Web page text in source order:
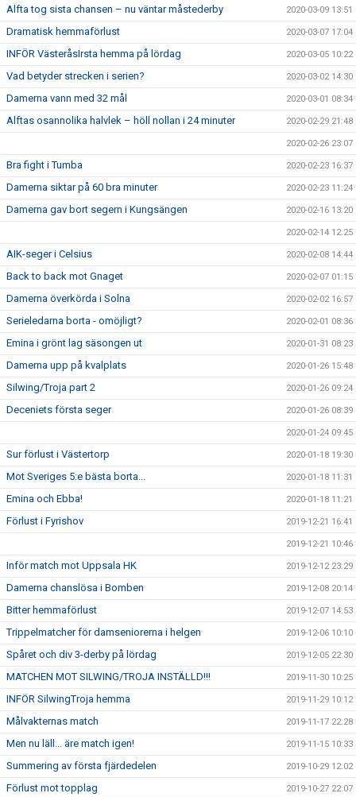
Alfta tog sista chansen – nu väntar måstederby 2020-03-09 13:51
Dramatisk hemmaförlust 2020-03-07 17:04
INFÖR VästeråsIrsta hemma på lördag 2020-03-05 10:22
Vad betyder strecken i serien? 2020-03-02 14:30
Damerna vann med 32 mål 2020-03-01 08:34
Alftas osannolika halvlek – höll nollan i 24 minuter 2020-02-29 21:48
2020-02-26 23:07
Bra fight i Tumba 2020-02-23 16:37
Damerna siktar på 60 bra minuter 2020-02-23 11:24
Damerna gav bort segern i Kungsängen 2020-02-16 13:20
2020-02-14 12:25
AIK-seger i Celsius 2020-02-08 14:44
Back to back mot Gnaget 2020-02-07 01:15
Damerna överkörda i Solna 2020-02-02 16:57
Serieledarna borta - omöjligt? 2020-02-01 08:36
Emina i grönt lag säsongen ut 2020-01-31 08:23
Damerna upp på kvalplats 2020-01-26 15:48
Silwing/Troja part 2 2020-01-26 09:24
Deceniets första seger 2020-01-26 08:39
2020-01-24 09:45
Sur förlust i Västertorp 2020-01-18 19:30
Mot Sveriges 5:e bästa borta... 2020-01-18 11:31
Emina och Ebba! 2020-01-18 11:21
Förlust i Fyrishov 2019-12-21 16:41
2019-12-21 10:46
Inför match mot Uppsala HK 2019-12-12 23:29
Damerna chanslösa i Bomben 2019-12-08 20:14
Bitter hemmaförlust 2019-12-07 14:53
Trippelmatcher för damseniorerna i helgen 2019-12-06 10:10
Spåret och div 3-derby på lördag 2019-12-05 22:30
MATCHEN MOT SILWING/TROJA INSTÄLLD!!! 2019-11-30 10:25
INFÖR SilwingTroja hemma 2019-11-29 10:12
Målvakternas match 2019-11-17 22:28
Men nu läll... äre match igen! 2019-11-15 10:33
Summering av första fjärdedelen 2019-10-29 12:02
Förlust mot topplag 2019-10-27 22:07